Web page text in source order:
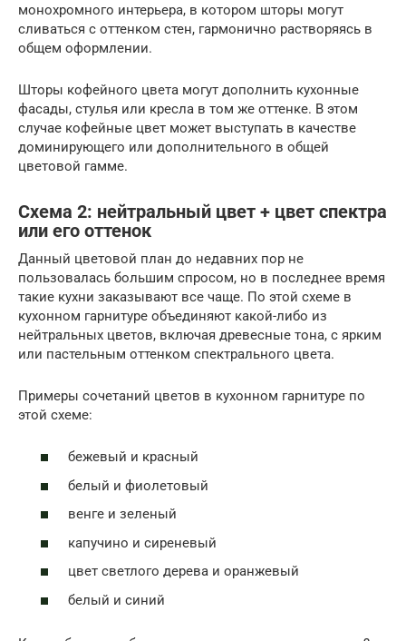
монохромного интерьера, в котором шторы могут
сливаться с оттенком стен, гармонично растворяясь в
общем оформлении.
Шторы кофейного цвета могут дополнить кухонные
фасады, стулья или кресла в том же оттенке. В этом
случае кофейные цвет может выступать в качестве
доминирующего или дополнительного в общей
цветовой гамме.
Схема 2: нейтральный цвет + цвет спектра
или его оттенок
Данный цветовой план до недавних пор не
пользовалась большим спросом, но в последнее время
такие кухни заказывают все чаще. По этой схеме в
кухонном гарнитуре объединяют какой-либо из
нейтральных цветов, включая древесные тона, с ярким
или пастельным оттенком спектрального цвета.
Примеры сочетаний цветов в кухонном гарнитуре по
этой схеме:
бежевый и красный
белый и фиолетовый
венге и зеленый
капучино и сиреневый
цвет светлого дерева и оранжевый
белый и синий